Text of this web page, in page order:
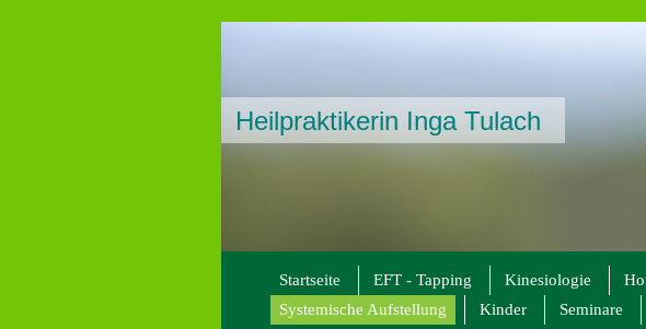
Heilpraktikerin Inga Tulach
Startseite EFT - Tapping Kinesiologie
Systemische Aufstellung
Kinder Seminare